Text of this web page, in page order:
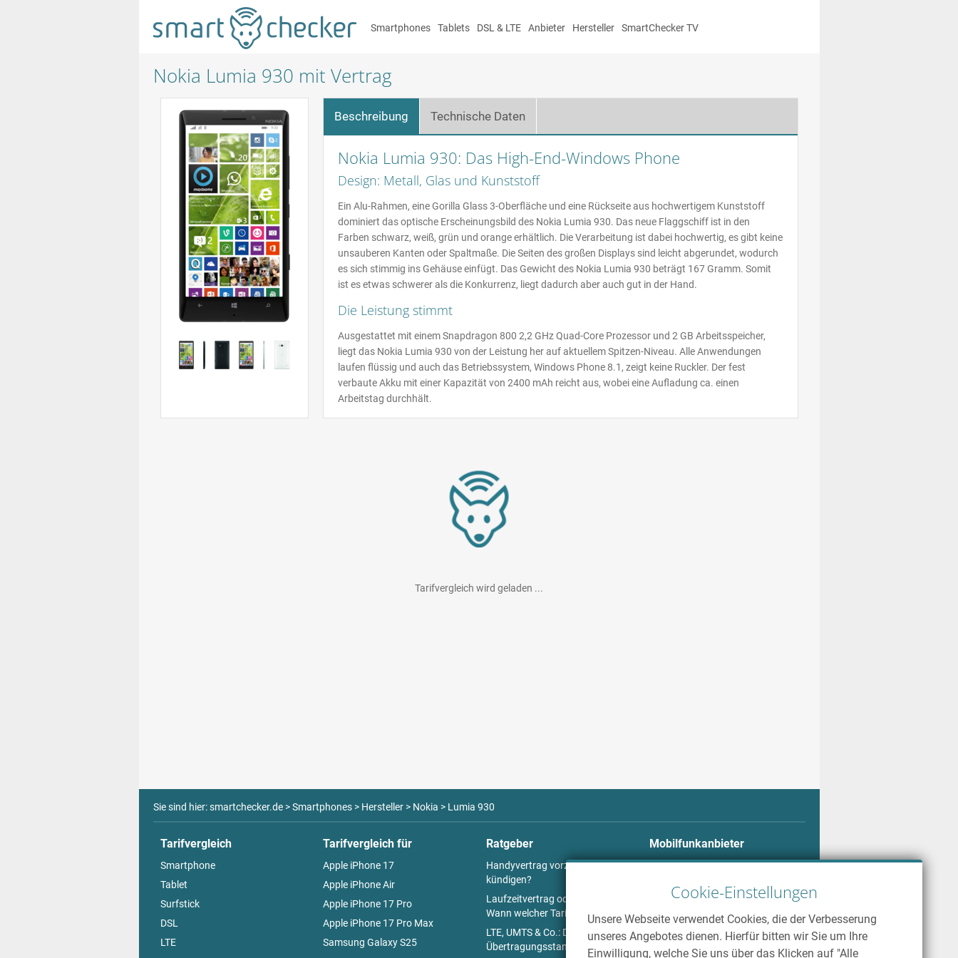
Smartphones Tablets DSL & LTE Anbieter Hersteller SmartChecker TV
Nokia Lumia 930 mit Vertrag
Beschreibung Technische Daten
Nokia Lumia 930: Das High-End-Windows Phone
Design: Metall, Glas und Kunststoff
Ein Alu-Rahmen, eine Gorilla Glass 3-Oberfläche und eine Rückseite aus hochwertigem Kunststoff
dominiert das optische Erscheinungsbild des Nokia Lumia 930. Das neue Flaggschiff ist in den
Farben schwarz, weiß, grün und orange erhältlich. Die Verarbeitung ist dabei hochwertig, es gibt keine
unsauberen Kanten oder Spaltmaße. Die Seiten des großen Displays sind leicht abgerundet, wodurch
es sich stimmig ins Gehäuse einfügt. Das Gewicht des Nokia Lumia 930 beträgt 167 Gramm. Somit
ist es etwas schwerer als die Konkurrenz, liegt dadurch aber auch gut in der Hand.
Die Leistung stimmt
Ausgestattet mit einem Snapdragon 800 2,2 GHz Quad-Core Prozessor und 2 GB Arbeitsspeicher,
liegt das Nokia Lumia 930 von der Leistung her auf aktuellem Spitzen-Niveau. Alle Anwendungen
laufen flüssig und auch das Betriebssystem, Windows Phone 8.1, zeigt keine Ruckler. Der fest
verbaute Akku mit einer Kapazität von 2400 mAh reicht aus, wobei eine Aufladung ca. einen
Arbeitstag durchhält.
Bildschirm ist scharf und kontraststark. Des Weiteren verfügt das Display über eine spezielle Anti-
Fett-Beschichtung, wodurch Fingerabdrücke vermieden werden sollen.
Die Kamera des Nokia Lumia 930 löst mit ganzen 20 Megapixeln auf. In Kombination mit einer Carl
doppelter LED-Blitz zur Verfügung. Dank eines optischen Bildstabilisators können zudem auch
Tarifvergleich wird geladen ...
Sie sind hier:smartchecker.de>Smartphones> Hersteller> Nokia > Lumia 930
Tarifvergleich
Smartphone
Tablet
Surfstick
DSL
LTE
Tarifvergleich für
Apple iPhone 17
Apple iPhone Air
Apple iPhone 17 Pro
Apple iPhone 17 Pro Max
Samsung Galaxy S25
Ratgeber
Handyvertrag vorzeitig
kündigen?
Laufzeitvertrag oder Prepaid:
Wann welcher Tarif Sinn macht
LTE, UMTS & Co.: Die
Übertragungsstandards
Mobilfunkanbieter
Alle Mobilfunkanbieter
Telekom
o2
Cookie-Einstellungen
Unsere Webseite verwendet Cookies, die der Verbesserung
unseres Angebotes dienen. Hierfür bitten wir Sie um Ihre
Einwilligung, welche Sie uns über das Klicken auf "Alle